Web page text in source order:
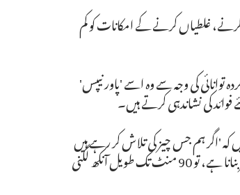
غلطیاں کرنے کے امکانات کو کم
کی وجہ سے وہ اسے 'پاور نیپس'
کہ 'اگر ہم جس چیز کی تلاش کر رہے ہیں
وہ یاد داشت، تخلیقی صلاحیتوں، اپنے ادراک کے افعال یا علمی کے حصول کے عمل کو بہتر بنانا ہے، تو 90 منٹ تک طویل آنکھ لگنی